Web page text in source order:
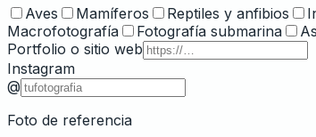
Aves
Mamíferos Reptiles y anfibios
Macrofotografía
Fotografía submarina
Portfolio o sitio web
Instagram
@
Foto de referencia